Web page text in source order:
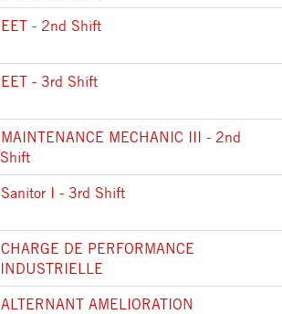
EET - 2nd Shift
EET - 3rd Shift
MAINTENANCE MECHANIC III - 2nd
Shift
Sanitor I - 3rd Shift
CHARGE DE PERFORMANCE
INDUSTRIELLE
ALTERNANT AMELIORATION